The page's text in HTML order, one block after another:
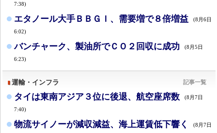
7:38)
エタノール大手ＢＢＧＩ、需要増で８倍増益 (8月6日
6:02)
バンチャーク、製油所でＣＯ２回収に成功 (8月5日
6:23)
運輸・インフラ 記事一覧
タイは東南アジア３位に後退、航空座席数 (8月7日
7:40)
物流サイノーが減収減益、海上運賃低下響く (8月7日